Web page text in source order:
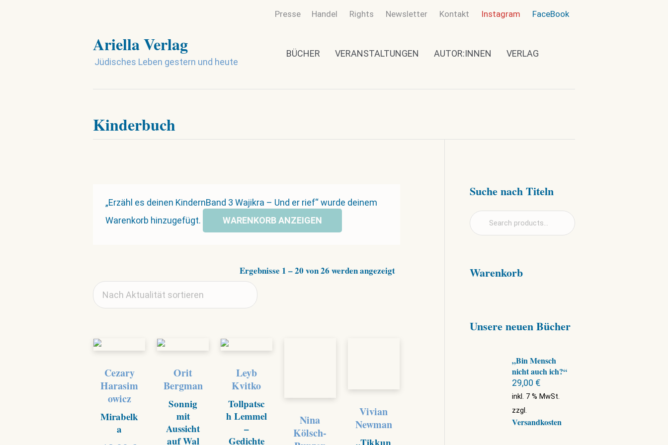
Presse Handel Rights Newsletter Kontakt Instagram FaceBook
Ariella Verlag
Jüdisches Leben gestern und heute
BÜCHER VERANSTALTUNGEN AUTOR:INNEN VERLAG
Kinderbuch
„Erzähl es deinen KindernBand 3 Wajikra – Und er rief“ wurde deinem
Warenkorb hinzugefügt.
WARENKORB ANZEIGEN
Ergebnisse 1 – 20 von 26 werden angezeigtNach
Cezary
Harasim
owicz
Mirabelk
a
Orit
Bergman
Sonnig
mit
Aussicht
auf Wal
Leyb
Kvitko
Tollpatsc
h Lemmel
–
Gedichte
Nina
Kölsch-
Vivian
Newman
Suche nach Titeln
Warenkorb
Unsere neuen Bücher
„Bin Mensch
nicht auch ich?“
29,00 €
inkl. 7 % MwSt.
zzgl.
Versandkosten